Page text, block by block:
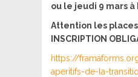
ou le jeudi 9 mars à
Attention les
INSCRIPTION
https://
aperitifs-de-la-